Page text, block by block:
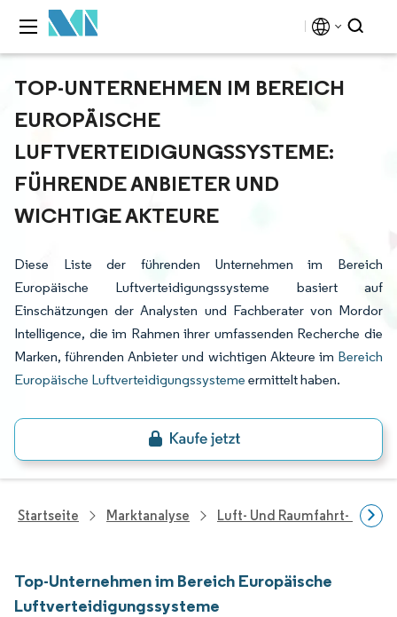
TOP-UNTERNEHMEN IM BEREICH
EUROPÄISCHE
LUFTVERTEIDIGUNGSSYSTEME:
FÜHRENDE ANBIETER UND
WICHTIGE AKTEURE
Diese Liste der führenden Unternehmen im Bereich
Europäische Luftverteidigungssysteme basiert auf
Einschätzungen der Analysten und Fachberater von Mordor
Intelligence, die im Rahmen ihrer umfassenden Recherche die
Marken, führenden Anbieter und wichtigen Akteure im Bereich
Europäische Luftverteidigungssysteme ermittelt haben.
Startseite Marktanalyse Luft- Und Raumfahrt- Und
Top-Unternehmen im Bereich Europäische
Luftverteidigungssysteme